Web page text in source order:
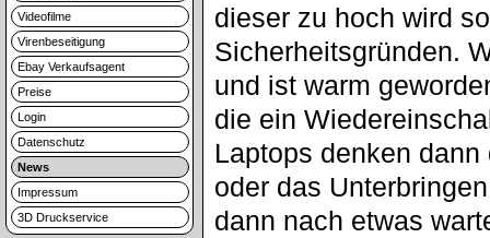
Videofilme
Virenbeseitigung
Ebay Verkaufsagent
Preise
Login
Datenschutz
News
Impressum
3D Druckservice
dieser zu hoch wird
Sicherheitsgründen.
und ist warm
die ein
Laptops denken
oder das
dann nach etwas